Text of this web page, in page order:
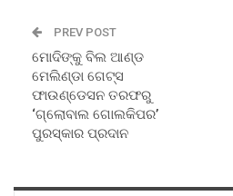
PREV POST
ମୋଦିଙ୍କୁ ବିଲ ଆଣ୍ଡ
ମେଲିଣ୍ଡା ଗେଟ୍ସ
ଫାଉଣ୍ଡେସନ ତରଫରୁ
‘ଗ୍ଲୋବାଲ ଗୋଲକିପର’
ପୁରସ୍କାର ପ୍ରଦାନ